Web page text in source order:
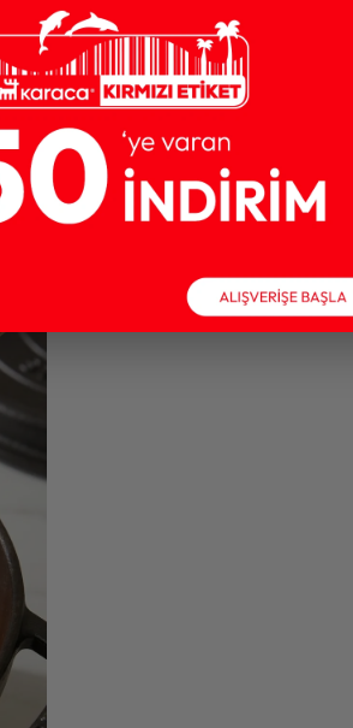
ve sıvı yağı alıp eritin, ardından
ilave edip kaynamaya bırakın ve
suyunun içine bırakın ve köfteler
kadar yaklaşık 15-20 dakika pişirin.
ve 10 dakika dinlendirip sıcak olarak